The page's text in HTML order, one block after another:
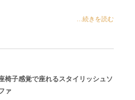
...続きを読む
椅子感覚で座れるスタイリッシュソ
ァ